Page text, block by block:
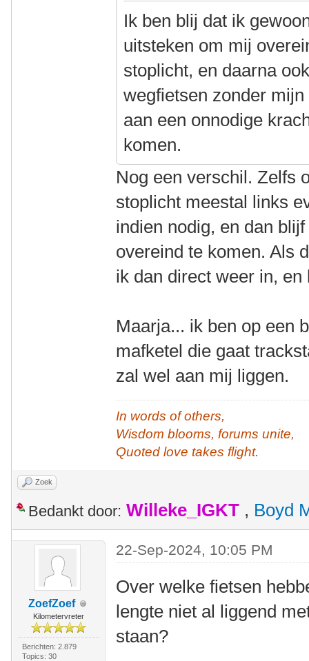
Ik ben blij dat ik
uitsteken om mij
stoplicht, en daarna
wegfietsen zonder
aan een onnodige
komen.
Nog een verschil. Zelfs
stoplicht meestal links
indien nodig, en dan
overeind te komen. Als
ik dan direct weer in,
Maarja... ik ben op een
mafketel die gaat
zal wel aan mij liggen.
In words of others,
Wisdom blooms, forums unite,
Quoted love takes flight.
Zoek
Bedankt door: Willeke_IGKT , Boyd
ZoefZoef
Kilometervreter
Berichten: 2.879
Topics: 30
22-Sep-2024, 10:05 PM
Over welke fietsen
lengte niet al liggend
staan?